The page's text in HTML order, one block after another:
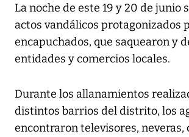
La noche de este 19 y 20 de junio
actos vandálicos protagonizados
encapuchados, que saquearon y
entidades y comercios locales.
Durante los allanamientos
distintos barrios del distrito, los
encontraron televisores, neveras,